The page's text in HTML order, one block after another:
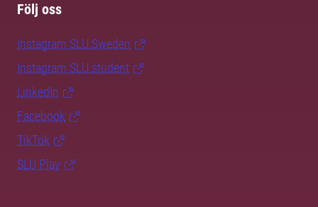
Följ oss
Instagram SLU.Sweden
Instagram SLU.student
LinkedIn
Facebook
TikTok
SLU Play